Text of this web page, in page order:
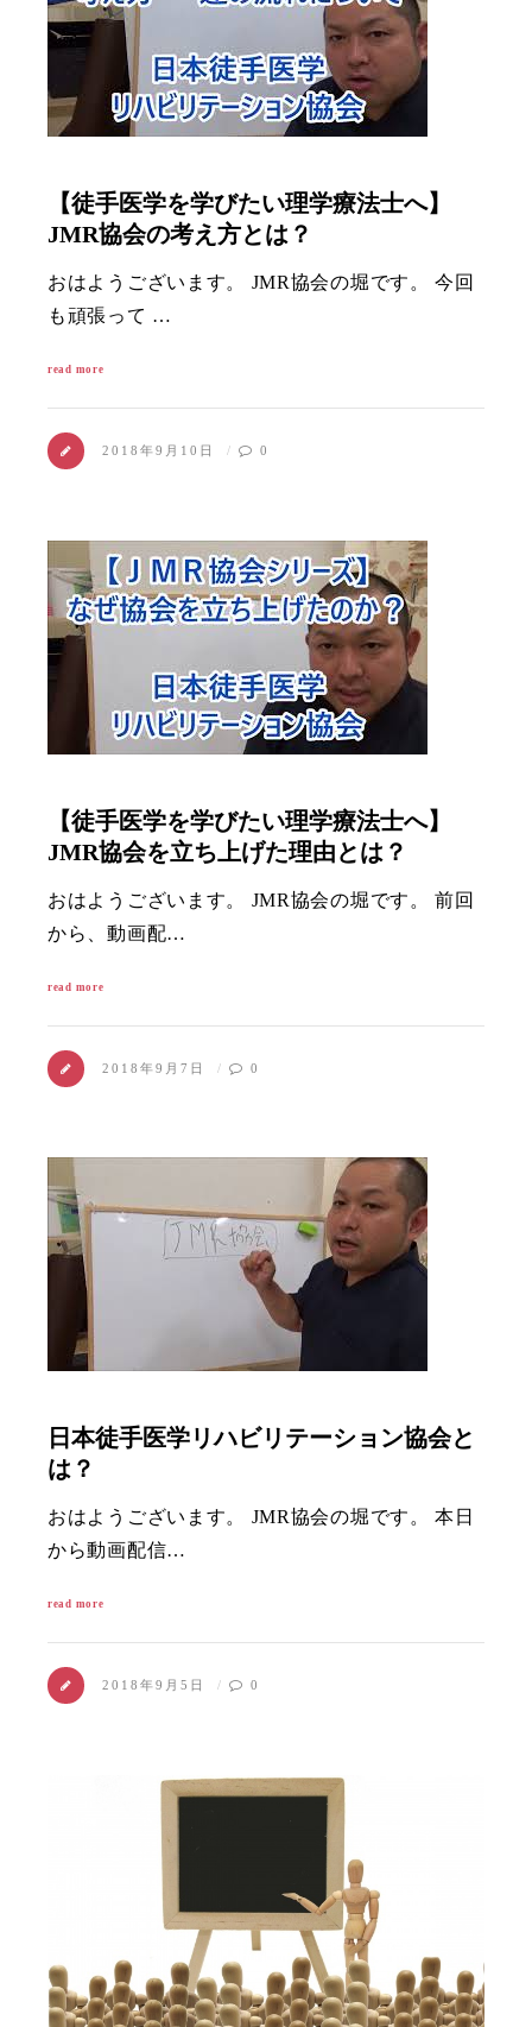
【徒手医学を学びたい理学療法士へ】
JMR協会の考え方とは？
おはようございます。 JMR協会の堀です。 今回
も頑張って …
read more
2018年9月10日 0
【徒手医学を学びたい理学療法士へ】
JMR協会を立ち上げた理由とは？
おはようございます。 JMR協会の堀です。 前回
から、動画配…
read more
2018年9月7日 0
日本徒手医学リハビリテーション協会と
は？
おはようございます。 JMR協会の堀です。 本日
から動画配信…
read more
2018年9月5日 0